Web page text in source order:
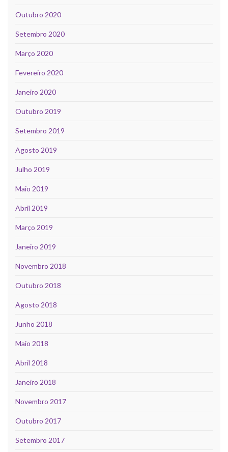
Outubro 2020
Setembro 2020
Março 2020
Fevereiro 2020
Janeiro 2020
Outubro 2019
Setembro 2019
Agosto 2019
Julho 2019
Maio 2019
Abril 2019
Março 2019
Janeiro 2019
Novembro 2018
Outubro 2018
Agosto 2018
Junho 2018
Maio 2018
Abril 2018
Janeiro 2018
Novembro 2017
Outubro 2017
Setembro 2017